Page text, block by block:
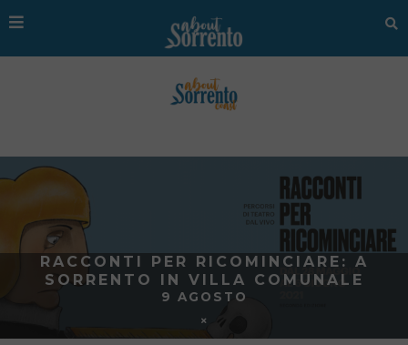
RACCONTI PER RICOMINCIARE: A
SORRENTO IN VILLA COMUNALE
9 AGOSTO